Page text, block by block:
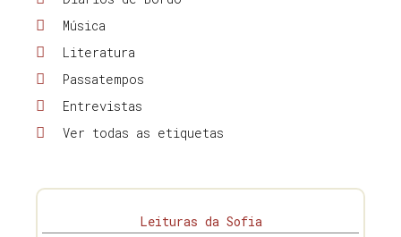
Música
Literatura
Passatempos
Entrevistas
Ver todas as etiquetas
Leituras da Sofia